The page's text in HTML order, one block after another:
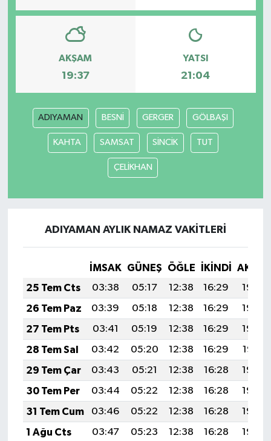
AKŞAM
19:37
YATSI
21:04
ADIYAMAN BESNİ GERGER GÖLBAŞI
KAHTA SAMSAT SİNCİK TUT
ÇELİKHAN
ADIYAMAN AYLIK NAMAZ VAKITLERI
İMSAK GÜNEŞ ÖĞLE İKINDI
25 Tem Cts
03:38 05:17 12:38 16:29
19:50
26 Tem Paz
03:39 05:18 12:38 16:29
19:49
27 Tem Pts
03:41 05:19 12:38 16:29
19:48
28 Tem Sal
03:42 05:20 12:38 16:29
19:47
29 Tem Çar
03:43 05:21 12:38 16:28
19:46
30 Tem Per
03:44 05:22 12:38 16:28
19:45
31 Tem Cum
03:46 05:22 12:38 16:28
19:44
1 Ağu Cts
03:47 05:23 12:38 16:28
19:43